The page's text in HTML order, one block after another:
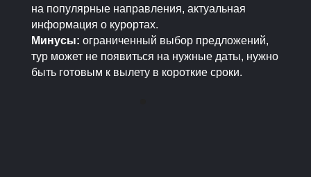
на популярные направления, актуальная
информация о курортах.
Минусы: ограниченный выбор предложений,
тур может не появиться на нужные даты, нужно
быть готовым к вылету в короткие сроки.